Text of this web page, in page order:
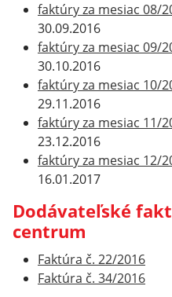
faktúry za mesiac 08/
30.09.2016
faktúry za mesiac 09/
30.10.2016
faktúry za mesiac 10/
29.11.2016
faktúry za mesiac 11/
23.12.2016
faktúry za mesiac 12/
16.01.2017
Dodávateľské
centrum
Faktúra č. 22/2016
Faktúra č. 34/2016